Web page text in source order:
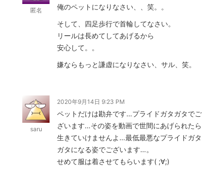
匿名
俺のペットになりなさい、、笑。。
そして、四足歩行で首輪してなさい。
リールは長めてしてあげるから
安心して。。
嫌ならもっと謙虚になりなさい、サル、笑。
saru
2020年9月14日 9:23 PM
ペットだけは勘弁です…プライドガタガタでご
ざいます…その姿を動画で世間にあげられたら
生きていけませんよ…最低最悪なプライドガタ
ガタになる姿でございます…。
せめて服は着させてもらいます( ;∀;)